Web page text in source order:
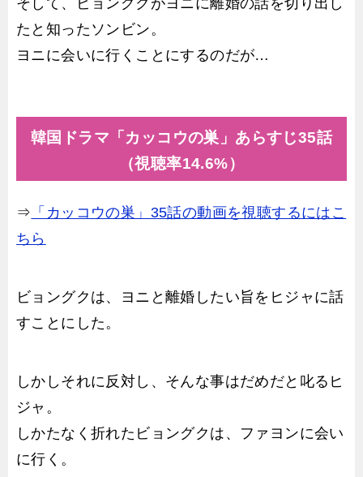
そして、ビョングクがヨニに離婚の話を切り出し
たと知ったソンビン。
ヨニに会いに行くことにするのだが…
韓国ドラマ「カッコウの巣」あらすじ35話
（視聴率14.6%）
⇒ 「カッコウの巣」35話の動画を視聴するにはこ
ちら
ビョングクは、ヨニと離婚したい旨をヒジャに話
すことにした。
しかしそれに反対し、そんな事はだめだと叱るヒ
ジャ。
しかたなく折れたビョングクは、ファヨンに会い
に行く。